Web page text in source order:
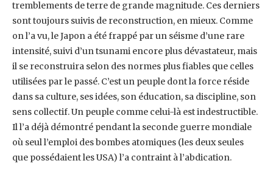
tremblements de terre de grande magnitude. Ces derniers
sont toujours suivis de reconstruction, en mieux. Comme
on l’a vu, le Japon a été frappé par un séisme d’une rare
intensité, suivi d’un tsunami encore plus dévastateur, mais
il se reconstruira selon des normes plus fiables que celles
utilisées par le passé. C’est un peuple dont la force réside
dans sa culture, ses idées, son éducation, sa discipline, son
sens collectif. Un peuple comme celui-là est indestructible.
Il l’a déjà démontré pendant la seconde guerre mondiale
où seul l’emploi des bombes atomiques (les deux seules
que possédaient les USA) l’a contraint à l’abdication.